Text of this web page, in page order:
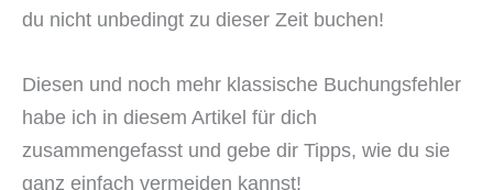
du nicht unbedingt zu dieser Zeit buchen!
Diesen und noch mehr klassische Buchungsfehler
habe ich in diesem Artikel für dich
zusammengefasst und gebe dir Tipps, wie du sie
ganz einfach vermeiden kannst!